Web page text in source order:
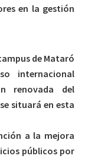
en la gestión
de Mataró
internacional
renovada del
situará en esta
a la mejora
públicos por